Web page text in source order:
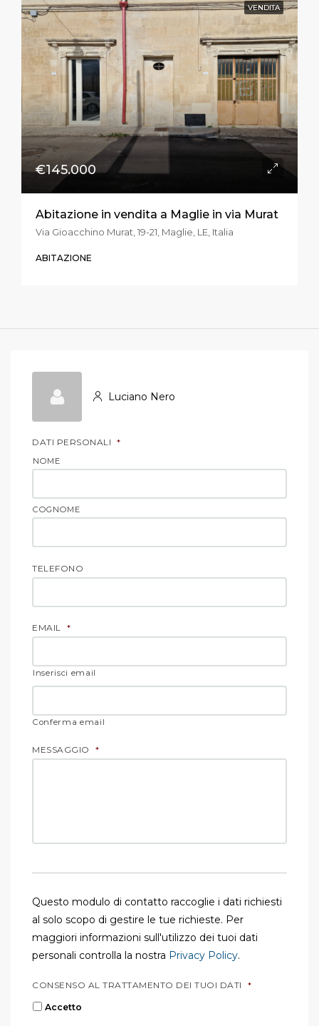
VENDITA
€145.000
Abitazione in vendita a Maglie in via Murat
Via Gioacchino Murat, 19-21, Maglie, LE, Italia
ABITAZIONE
Luciano Nero
DATI PERSONALI *
NOME
COGNOME
TELEFONO
EMAIL *
Inserisci email
Conferma email
MESSAGGIO *
Questo modulo di contatto raccoglie i dati richiesti
al solo scopo di gestire le tue richieste. Per
maggiori informazioni sull'utilizzo dei tuoi dati
personali controlla la nostra Privacy Policy.
CONSENSO AL TRATTAMENTO DEI TUOI DATI *
Accetto